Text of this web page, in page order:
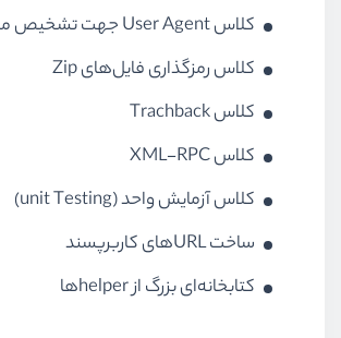
کلاس User Agent جهت تشخیص مرورگر
کلاس رمزگذاری فایل‌های Zip
کلاس Trachback
کلاس XML-RPC
کلاس آزمایش واحد (unit Testing)
ساخت URLهای کاربرپسند
کتابخانه‌ای بزرگ از helperها